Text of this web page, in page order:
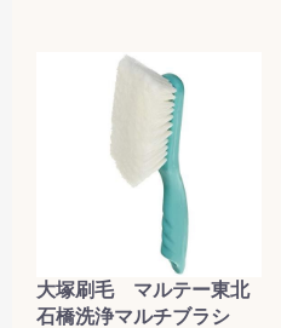
大塚刷毛 マルテー東北
石橋洗浄マルチブラシ